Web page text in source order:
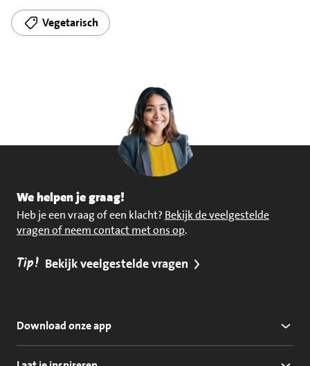
Vegetarisch
We helpen je graag!
Heb je een vraag of een klacht? Bekijk de veelgestelde
vragen of neem contact met ons op.
Tip! Bekijk veelgestelde vragen
Download onze app